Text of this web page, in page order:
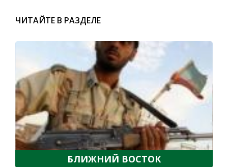
ЧИТАЙТЕ В РАЗДЕЛЕ
БЛИЖНИЙ ВОСТОК